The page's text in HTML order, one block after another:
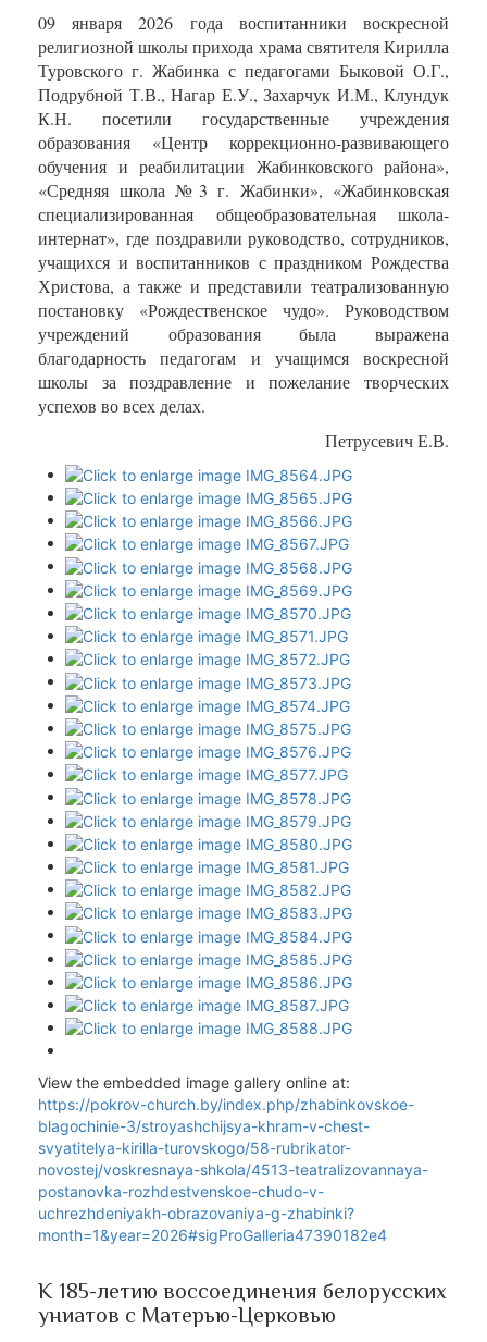
09 января 2026 года воспитанники воскресной
религиозной школы прихода храма святителя Кирилла
Туровского г. Жабинка с педагогами Быковой О.Г.,
Подрубной Т.В., Нагар Е.У., Захарчук И.М., Клундук
К.Н. посетили государственные учреждения
образования «Центр коррекционно-развивающего
обучения и реабилитации Жабинковского района»,
«Средняя школа №3 г. Жабинки», «Жабинковская
специализированная общеобразовательная школа-
интернат», где поздравили руководство, сотрудников,
учащихся и воспитанников с праздником Рождества
Христова, а также и представили театрализованную
постановку «Рождественское чудо». Руководством
учреждений образования была выражена
благодарность педагогам и учащимся воскресной
школы за поздравление и пожелание творческих
успехов во всех делах.
Петрусевич Е.В.
View the embedded image gallery online at:
https://pokrov-church.by/index.php/zhabinkovskoe-
blagochinie-3/stroyashchijsya-khram-v-chest-
svyatitelya-kirilla-turovskogo/58-rubrikator-
novostej/voskresnaya-shkola/4513-teatralizovannaya-
postanovka-rozhdestvenskoe-chudo-v-
uchrezhdeniyakh-obrazovaniya-g-zhabinki?
month=1&year=2026#sigProGalleria47390182e4
К 185-летию воссоединения белорусских
униатов с Матерью-Церковью